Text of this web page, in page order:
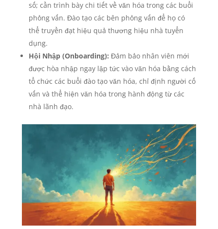
số; cần trình bày chi tiết về văn hóa trong các buổi
phỏng vấn. Đào tạo các bên phỏng vấn để họ có
thể truyền đạt hiệu quả thương hiệu nhà tuyển
dụng.
Hội Nhập (Onboarding): Đảm bảo nhân viên mới
được hòa nhập ngay lập tức vào văn hóa bằng cách
tổ chức các buổi đào tạo văn hóa, chỉ định người cố
vấn và thể hiện văn hóa trong hành động từ các
nhà lãnh đạo.